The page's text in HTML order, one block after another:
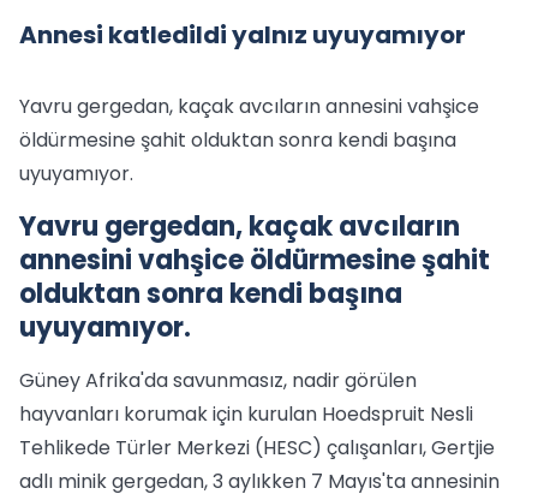
Annesi katledildi yalnız uyuyamıyor
Yavru gergedan, kaçak avcıların annesini vahşice
öldürmesine şahit olduktan sonra kendi başına
uyuyamıyor.
Yavru gergedan, kaçak avcıların
annesini vahşice öldürmesine şahit
olduktan sonra kendi başına
uyuyamıyor.
Güney Afrika'da savunmasız, nadir görülen
hayvanları korumak için kurulan Hoedspruit Nesli
Tehlikede Türler Merkezi (HESC) çalışanları, Gertjie
adlı minik gergedan, 3 aylıkken 7 Mayıs'ta annesinin